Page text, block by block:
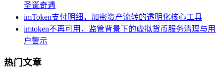
圣诞奇遇
imToken支付明细，加密资产流转的透明化核心工具
imtoken不再可用，监管背景下的虚拟货币服务清理与用
户警示
热门文章